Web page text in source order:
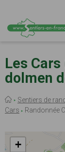
au
contenu
principal
Les
dolmen
Fil
d'Ariane
Sentiers de
Cars
Randonnée
+